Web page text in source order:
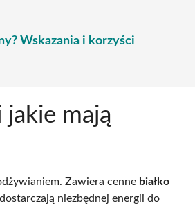
Wskazania i korzyści
mają
Zawiera cenne białko
dostarczają niezbędnej energii do